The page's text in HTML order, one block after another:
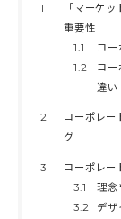
1
「マーケ
重要性
1.1
コー
1.2
コ
違い
2
コーポレー
グ
3
コーポレー
3.1
理念
3.2
デ